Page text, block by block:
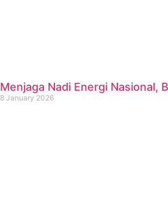
Menjaga Nadi Energi Nasional,
8 January 2026